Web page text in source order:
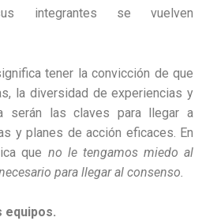
integrantes se vuelven
tener la convicción de que
la diversidad de experiencias y
serán las claves para llegar a
y planes de acción eficaces. En
que no le tengamos miedo al
para llegar al consenso.
equipos.